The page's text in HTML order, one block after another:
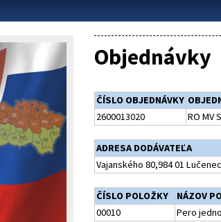
Objednávky
ČÍSLO OBJEDNÁVKY
2600013020
RO MV
ADRESA DODÁVATEĽA
Vajanského 80,984 01
ČÍSLO POLOŽKY NÁZOV
00010
Pero